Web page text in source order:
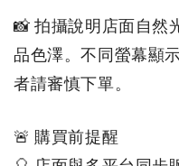
📸 拍攝說明店面自然
品色澤。不同螢幕顯
者請審慎下單。
🚨 購買前提醒